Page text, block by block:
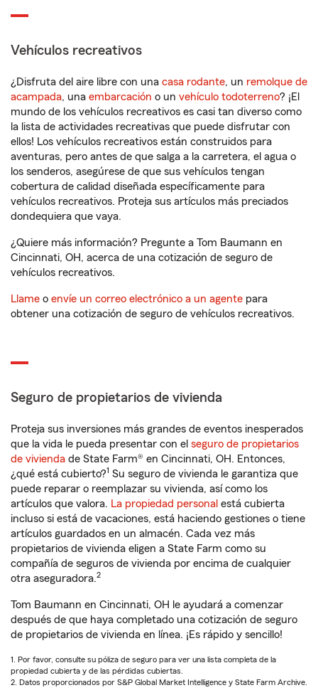
Vehículos recreativos
¿Disfruta del aire libre con una casa rodante, un remolque de
acampada, una embarcación o un vehículo todoterreno? ¡El
mundo de los vehículos recreativos es casi tan diverso como
la lista de actividades recreativas que puede disfrutar con
ellos! Los vehículos recreativos están construidos para
aventuras, pero antes de que salga a la carretera, el agua o
los senderos, asegúrese de que sus vehículos tengan
cobertura de calidad diseñada específicamente para
vehículos recreativos. Proteja sus artículos más preciados
dondequiera que vaya.
¿Quiere más información? Pregunte a Tom Baumann en
Cincinnati, OH, acerca de una cotización de seguro de
vehículos recreativos.
Llame o envíe un correo electrónico a un agente para
obtener una cotización de seguro de vehículos recreativos.
Seguro de propietarios de vivienda
Proteja sus inversiones más grandes de eventos inesperados
que la vida le pueda presentar con el seguro de propietarios
de vivienda de State Farm® en Cincinnati, OH. Entonces,
¿qué está cubierto?1 Su seguro de vivienda le garantiza que
puede reparar o reemplazar su vivienda, así como los
artículos que valora. La propiedad personal está cubierta
incluso si está de vacaciones, está haciendo gestiones o tiene
artículos guardados en un almacén. Cada vez más
propietarios de vivienda eligen a State Farm como su
compañía de seguros de vivienda por encima de cualquier
otra aseguradora.2
Tom Baumann en Cincinnati, OH le ayudará a comenzar
después de que haya completado una cotización de seguro
de propietarios de vivienda en línea. ¡Es rápido y sencillo!
1. Por favor, consulte su póliza de seguro para ver una lista completa de la
propiedad cubierta y de las pérdidas cubiertas.
2. Datos proporcionados por S&P Global Market Intelligence y State Farm Archive.